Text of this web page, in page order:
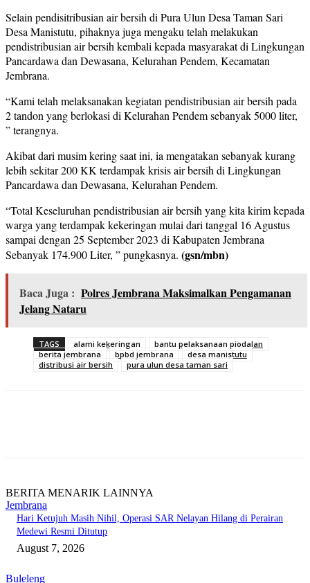
Selain pendisitribusian air bersih di Pura Ulun Desa Taman Sari
Desa Manistutu, pihaknya juga mengaku telah melakukan
pendistribusian air bersih kembali kepada masyarakat di Lingkungan
Pancardawa dan Dewasana, Kelurahan Pendem, Kecamatan
Jembrana.
“Kami telah melaksanakan kegiatan pendistribusian air bersih pada
2 tandon yang berlokasi di Kelurahan Pendem sebanyak 5000 liter,
” terangnya.
Akibat dari musim kering saat ini, ia mengatakan sebanyak kurang
lebih sekitar 200 KK terdampak krisis air bersih di Lingkungan
Pancardawa dan Dewasana, Kelurahan Pendem.
“Total Keseluruhan pendistribusian air bersih yang kita kirim kepada
warga yang terdampak kekeringan mulai dari tanggal 16 Agustus
sampai dengan 25 September 2023 di Kabupaten Jembrana
Sebanyak 174.900 Liter, ” pungkasnya. (gsn/mbn)
Baca Juga : Polres Jembrana Maksimalkan Pengamanan
Jelang Nataru
TAGS alami kekeringan
bantu pelaksanaan piodalan
berita jembrana
bpbd jembrana
desa manistutu
distribusi air bersih
pura ulun desa taman sari
BERITA MENARIK LAINNYA
Jembrana
Hari Ketujuh Masih Nihil, Operasi SAR Nelayan Hilang di Perairan
Medewi Resmi Ditutup
August 7, 2026
Buleleng